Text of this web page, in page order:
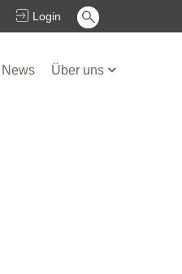
Login
News Über uns